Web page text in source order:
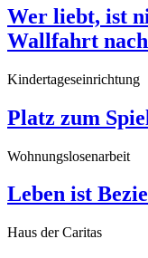
Wer liebt, ist
Wallfahrt
Kindertageseinrichtung
Platz zum
Wohnungslosenarbeit
Leben ist
Haus der Caritas